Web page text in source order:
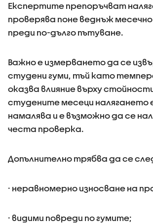
Експертите препоръчват
проверява поне веднъж месечно
преди по-дълго пътуване.
Важно е измерването да се
студени гуми, тъй като
оказва влияние върху
студените месеци налягането
намалява и е възможно да се
честа проверка.
Допълнително трябва да се
· неравномерно износване на
· видими повреди по гумите;